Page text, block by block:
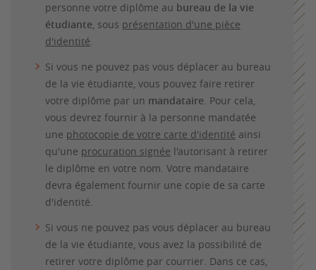
personne votre diplôme au bureau de la vie
étudiante, sous présentation d'une pièce
d'identité.
Si vous ne pouvez pas vous déplacer au bureau
de la vie étudiante, vous pouvez faire retirer
votre diplôme par un mandataire. Pour cela,
vous devrez fournir à la personne mandatée
une photocopie de votre carte d'identité ainsi
qu'une procuration signée l'autorisant à retirer
le diplôme en votre nom. Votre mandataire
devra également fournir une copie de sa carte
d'identité.
Si vous ne pouvez pas vous déplacer au bureau
de la vie étudiante, vous avez la possibilité de
retirer votre diplôme par courrier. Dans ce cas,